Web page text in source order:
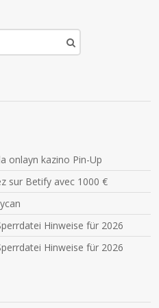
onlayn kazino Pin-Up
sur Betify avec 1000 €
Hinweise für 2026
Hinweise für 2026